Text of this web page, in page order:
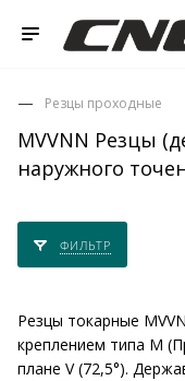
MVVNN Резцы
наружного
Резцы проходные
ФИЛЬТР
Резцы токарные
креплением типа M
плане V (72,5°).